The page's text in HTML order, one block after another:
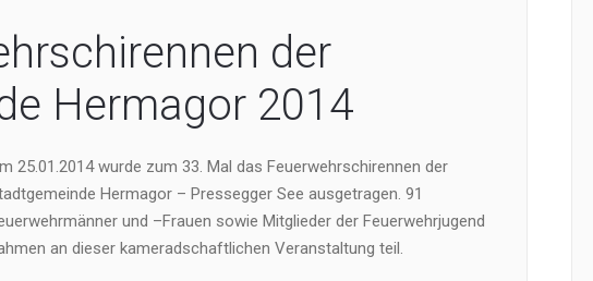
der
Hermagor 2014
25.01.2014 wurde zum 33. Mal das Feuerwehrschirennen der
Hermagor – Pressegger See ausgetragen. 91
und –Frauen sowie Mitglieder der Feuerwehrjugend
an dieser kameradschaftlichen Veranstaltung teil.